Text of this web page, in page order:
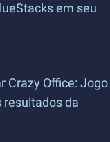
em seu
Crazy Office: Jogo
resultados da